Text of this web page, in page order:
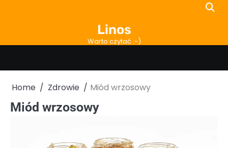
Linos
Warto czytać :-)
Home Zdrowie Miód wrzosowy
Miód wrzosowy